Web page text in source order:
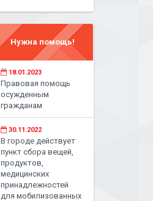
Нужна помощь!
18.01.2023
Правовая помощь
осужденным
гражданам
30.11.2022
В городе действует
пункт сбора вещей,
продуктов,
медицинских
принадлежностей
для мобилизованных